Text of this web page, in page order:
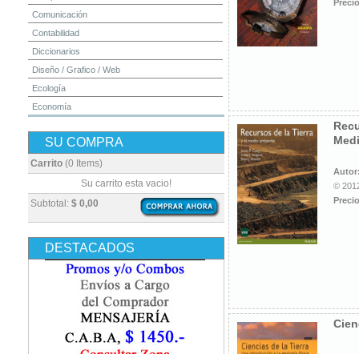
Comunicación
Contabilidad
Diccionarios
Diseño / Grafico / Web
Ecología
Economía
Electrónica
Estadística
Física
Higiene y Seguridad
Historia
Ingeniería
Marketing / Publicidad
Metodología Investigación
SU COMPRA
Carrito (0 Items)
Subtotal: $ 0,00
Su carrito esta vacio!
DESTACADOS
©